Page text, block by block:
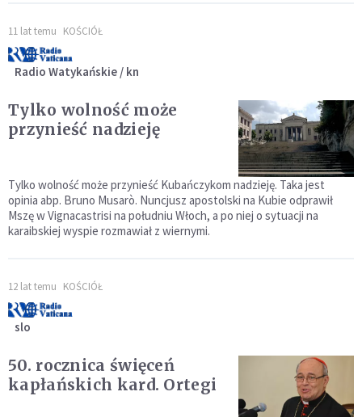
11 lat temu KOŚCIÓŁ
Radio Watykańskie / kn
Tylko wolność może
przynieść nadzieję
Tylko wolność może przynieść Kubańczykom nadzieję. Taka jest
opinia abp. Bruno Musarò. Nuncjusz apostolski na Kubie odprawił
Mszę w Vignacastrisi na południu Włoch, a po niej o sytuacji na
karaibskiej wyspie rozmawiał z wiernymi.
12 lat temu KOŚCIÓŁ
slo
50. rocznica święceń
kapłańskich kard. Ortegi